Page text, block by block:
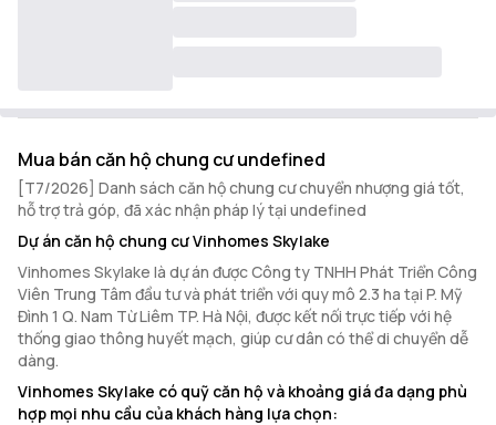
Mua bán căn hộ chung cư undefined
[T7/2026] Danh sách căn hộ chung cư chuyển nhượng giá tốt,
hỗ trợ trả góp, đã xác nhận pháp lý tại undefined
Dự án căn hộ chung cư Vinhomes Skylake
Vinhomes Skylake là dự án được Công ty TNHH Phát Triển Công
Viên Trung Tâm đầu tư và phát triển với quy mô 2.3 ha tại P. Mỹ
Đình 1 Q. Nam Từ Liêm TP. Hà Nội, được kết nối trực tiếp với hệ
thống giao thông huyết mạch, giúp cư dân có thể di chuyển dễ
dàng.
Vinhomes Skylake có quỹ căn hộ và khoảng giá đa dạng phù
hợp mọi nhu cầu của khách hàng lựa chọn: